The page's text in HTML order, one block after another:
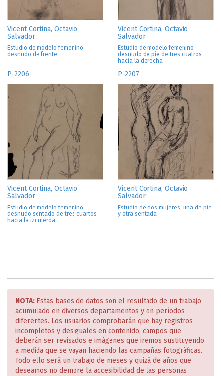
Vicent Cortina, Octavio
Salvador
Estudio de modelo femenino
desnudo de frente
Vicent Cortina, Octavio
Salvador
Estudio de modelo femenino
desnudo de pie de tres cuatros
hacia la derecha
P-2206
Vicent Cortina, Octavio
Salvador
Estudio de modelo femenino
desnudo sentado de tres cuartos
hacia la izquierda
P-2207
Vicent Cortina, Octavio
Salvador
Estudio de dos mujeres, una de pie
y otra sentada
NOTA: Estas bases de datos son el resultado de un trabajo
acumulado en diversos departamentos y en períodos
diferentes. Los usuarios comprobarán que hay registros
incompletos y desiguales en contenido, campos que
deberán ser revisados e imágenes que iremos sustituyendo
a medida que se vayan haciendo las campañas fotográficas.
Todo ello será un trabajo de meses y quizá de años que
deseamos no demore la accesibilidad de las personas